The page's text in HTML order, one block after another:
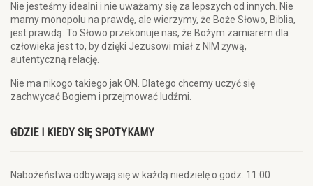
Nie jesteśmy idealni i nie uważamy się za lepszych od innych. Nie
mamy monopolu na prawdę, ale wierzymy, że Boże Słowo, Biblia,
jest prawdą. To Słowo przekonuje nas, że Bożym zamiarem dla
człowieka jest to, by dzięki Jezusowi miał z NIM żywą,
autentyczną relację.
Nie ma nikogo takiego jak ON. Dlatego chcemy uczyć się
zachwycać Bogiem i przejmować ludźmi.
GDZIE I KIEDY SIĘ SPOTYKAMY
Nabożeństwa odbywają się w każdą niedzielę o godz. 11:00